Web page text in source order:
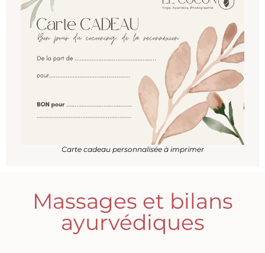
Carte cadeau personnalisée à imprimer
Massages et bilans
ayurvédiques